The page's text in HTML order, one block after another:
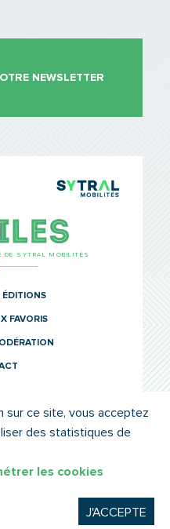
NEWSLETTER
DE SYTRAL MOBILITÉS
ÉDITIONS
FAVORIS
MENTIONS LÉGALES
sur ce site, vous acceptez
des statistiques de
les cookies
J'ACCEPTE